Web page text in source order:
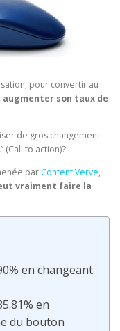
pour convertir au
son taux de
de gros changement
(Call to action)?
par Content Verve,
vraiment faire la
en changeant
en
du bouton